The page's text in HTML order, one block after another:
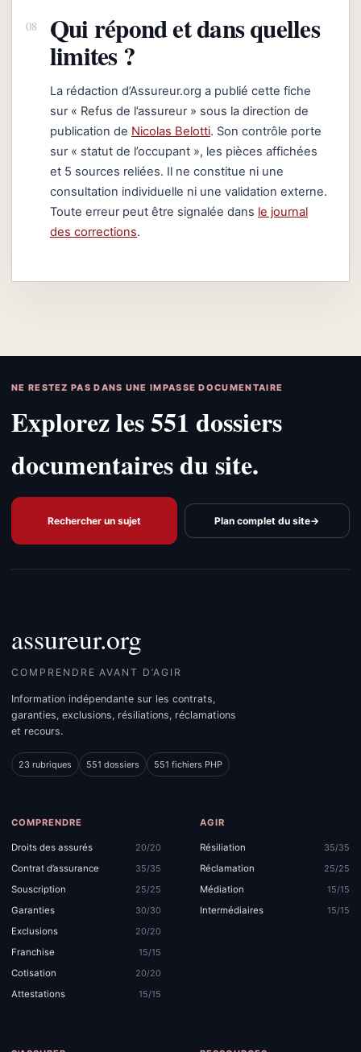
Qui répond et dans quelles
limites ?
La rédaction d’Assureur.org a publié cette fiche
sur « Refus de l’assureur » sous la direction de
publication de Nicolas Belotti. Son contrôle porte
sur « statut de l’occupant », les pièces affichées
et 5 sources reliées. Il ne constitue ni une
consultation individuelle ni une validation externe.
Toute erreur peut être signalée dans le journal
des corrections.
NE RESTEZ PAS DANS UNE IMPASSE DOCUMENTAIRE
Explorez les 551 dossiers
documentaires du site.
Rechercher un sujet Plan complet du site→
assureur.org
COMPRENDRE AVANT D’AGIR
Information indépendante sur les contrats,
garanties, exclusions, résiliations, réclamations
et recours.
23 rubriques 551 dossiers 551 fichiers PHP
COMPRENDRE
Droits des assurés
20/20
Contrat d’assurance
35/35
Souscription
25/25
Garanties
30/30
Exclusions
20/20
Franchise
15/15
Cotisation
20/20
Attestations
15/15
AGIR
Résiliation
35/35
Réclamation
25/25
Médiation
15/15
Intermédiaires
15/15